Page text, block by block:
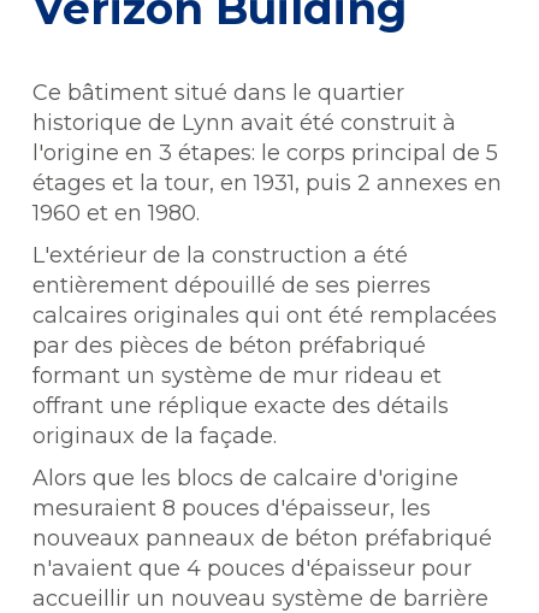
Ce bâtiment situé dans le quartier
historique de Lynn avait été construit à
l'origine en 3 étapes: le corps principal de 5
étages et la tour, en 1931, puis 2 annexes en
1960 et en 1980.
L'extérieur de la construction a été
entièrement dépouillé de ses pierres
calcaires originales qui ont été remplacées
par des pièces de béton préfabriqué
formant un système de mur rideau et
offrant une réplique exacte des détails
originaux de la façade.
Alors que les blocs de calcaire d'origine
mesuraient 8 pouces d'épaisseur, les
nouveaux panneaux de béton préfabriqué
n'avaient que 4 pouces d'épaisseur pour
accueillir un nouveau système de barrière